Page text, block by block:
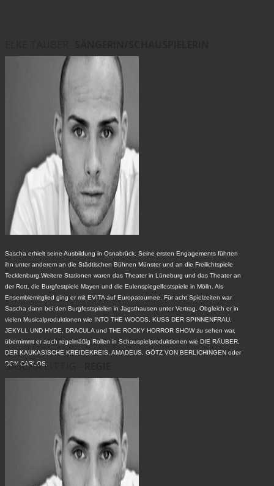
Sascha erhielt seine Ausbildung in Osnabrück. Seine ersten Engagements führten
ihn unter anderem an die Städtischen Bühnen Münster und an die Freilichtspiele
Tecklenburg.Weitere Stationen waren das Theater in Lüneburg und das Theater an
der Rott, die Burgfestpiele Mayen und die Eulenspiegelfestspiele in Mölln. Als
Ensemblemitglied ging er mit EVITA auf Europatournee. Für acht Spielzeiten war
Sascha dann bei den Burgfestspielen in Jagsthausen unter Vertrag. Obgleich er in
vielen Musicalproduktionen wie INTO THE WOODS, KUSS DER SPINNENFRAU,
JEKYLL UND HYDE, DRACULA und THE ROCKY HORROR SHOW zu sehen war,
übernimmt er auch regelmäßig Rollen in Schauspielproduktionen wie DIE RÄUBER,
DER KAUKASISCHE KREIDEKREIS, AMADEUS, GÖTZ VON BERLICHINGEN oder
DON CARLOS.
SASCHA LITTIG -